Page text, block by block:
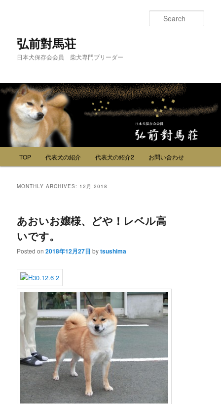
弘前對馬荘
日本犬保存会会員 柴犬専門ブリーダー
Skip to primary content
Skip to secondary content
TOP 代表犬の紹介 代表犬の紹介2 お問い合わせ
MONTHLY ARCHIVES: 12月 2018
あおいお嬢様、どや！レベル高
いです。
Posted on2018年12月27日 bytsushima